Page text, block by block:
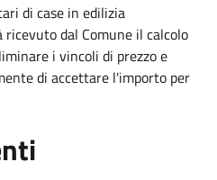
di case in edilizia
dal Comune il calcolo
i vincoli di prezzo e
di accettare l'importo per